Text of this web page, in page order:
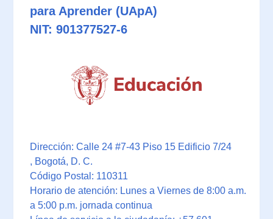
para Aprender (UApA)
NIT: 901377527-6
Dirección: Calle 24 #7-43 Piso 15 Edificio 7/24
, Bogotá, D. C.
Código Postal: 110311
Horario de atención: Lunes a Viernes de 8:00 a.m.
a 5:00 p.m. jornada continua